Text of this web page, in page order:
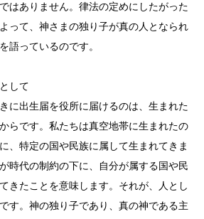
はありません。律法の定めにしたがった
って、神さまの独り子が真の人となられ
語っているのです。
して
に出生届を役所に届けるのは、生まれた
らです。私たちは真空地帯に生まれたの
、特定の国や民族に属して生まれてきま
時代の制約の下に、自分が属する国や民
きたことを意味します。それが、人とし
す。神の独り子であり、真の神である主